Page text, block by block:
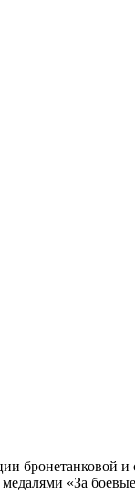
«За